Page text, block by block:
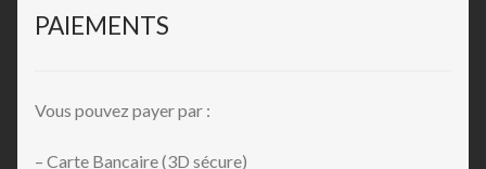
PAIEMENTS
Vous pouvez payer par :
– Carte Bancaire (3D sécure)